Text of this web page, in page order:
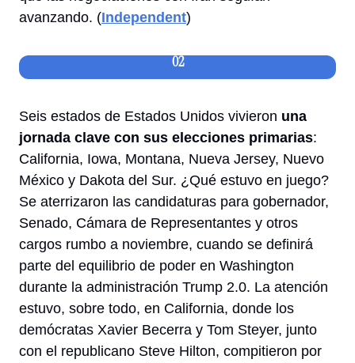
avanzando. (Independent)
02
Seis estados de Estados Unidos vivieron una
jornada clave con sus elecciones primarias:
California, Iowa, Montana, Nueva Jersey, Nuevo
México y Dakota del Sur. ¿Qué estuvo en juego?
Se aterrizaron las candidaturas para gobernador,
Senado, Cámara de Representantes y otros
cargos rumbo a noviembre, cuando se definirá
parte del equilibrio de poder en Washington
durante la administración Trump 2.0. La atención
estuvo, sobre todo, en California, donde los
demócratas Xavier Becerra y Tom Steyer, junto
con el republicano Steve Hilton, compitieron por